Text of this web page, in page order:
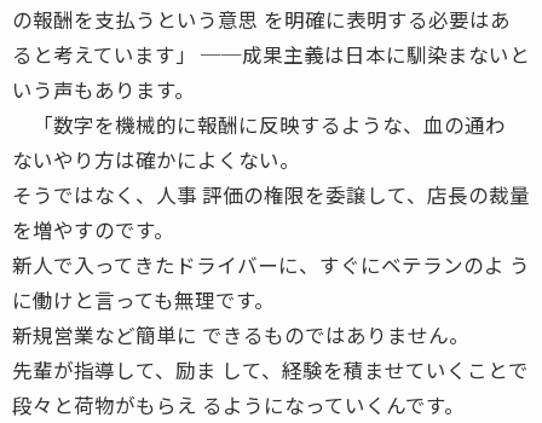
の報酬を支払うという意思 を明確に表明する必要はあ
ると考えています」 ──成果主義は日本に馴染まないと
いう声もあります。
「数字を機械的に報酬に反映するような、血の通わ
ないやり方は確かによくない。
そうではなく、人事 評価の権限を委譲して、店長の裁量
を増やすのです。
新人で入ってきたドライバーに、すぐにベテランのよ う
に働けと言っても無理です。
新規営業など簡単に できるものではありません。
先輩が指導して、励ま して、経験を積ませていくことで
段々と荷物がもらえ るようになっていくんです。